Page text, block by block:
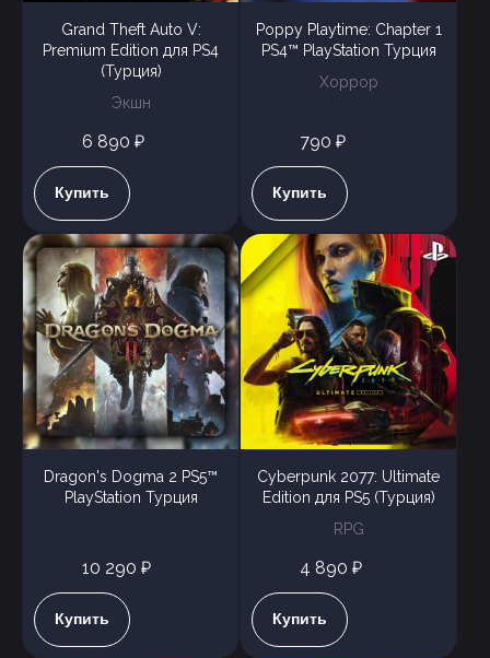
Grand Theft Auto V:
Premium Edition для PS4
(Турция)
Экшн
6 890 ₽
Купить
Poppy Playtime: Chapter 1
PS4™ PlayStation Турция
Хоррор
790 ₽
Купить
Dragon's Dogma 2 PS5™
PlayStation Турция
10 290 ₽
Купить
Cyberpunk 2077: Ultimate
Edition для PS5 (Турция)
RPG
4 890 ₽
Купить